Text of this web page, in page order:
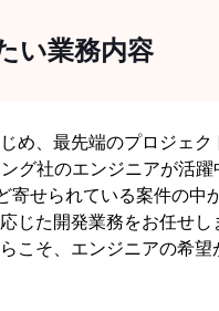
い業務内容
め、最先端のプロジェ
グ社のエンジニアが活躍
寄せられている案件の中
じた開発業務をお任せし
こそ、エンジニアの希望